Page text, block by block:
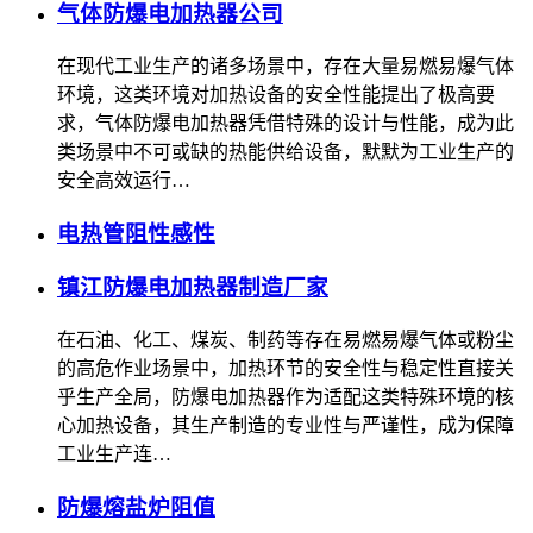
气体防爆电加热器公司
在现代工业生产的诸多场景中，存在大量易燃易爆气体
环境，这类环境对加热设备的安全性能提出了极高要
求，气体防爆电加热器凭借特殊的设计与性能，成为此
类场景中不可或缺的热能供给设备，默默为工业生产的
安全高效运行…
电热管阻性感性
镇江防爆电加热器制造厂家
在石油、化工、煤炭、制药等存在易燃易爆气体或粉尘
的高危作业场景中，加热环节的安全性与稳定性直接关
乎生产全局，防爆电加热器作为适配这类特殊环境的核
心加热设备，其生产制造的专业性与严谨性，成为保障
工业生产连…
防爆熔盐炉阻值